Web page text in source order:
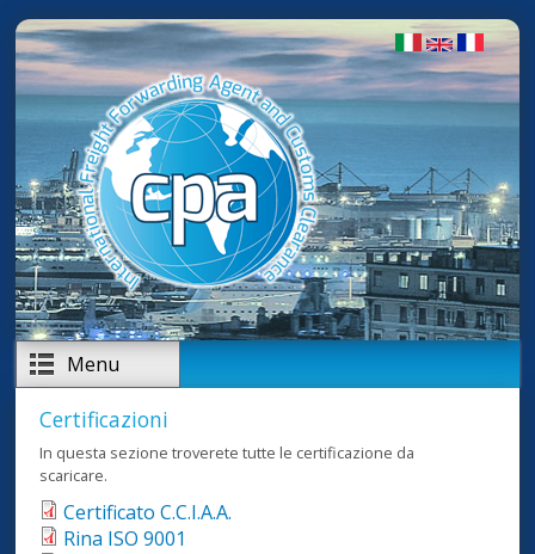
Salta al contenuto principale
Menu
Certificazioni
In questa sezione troverete tutte le certificazione da
scaricare.
Certificato C.C.I.A.A.
Rina ISO 9001